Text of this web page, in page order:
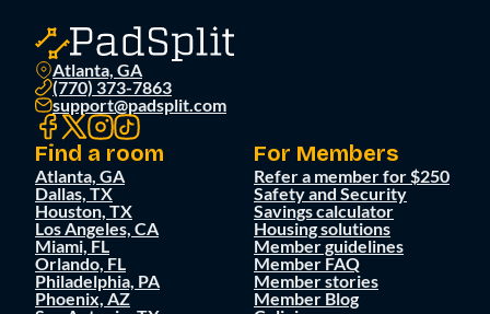
Atlanta, GA
(770) 373-7863
support@padsplit.com
Find a room
Atlanta, GA
Dallas, TX
Houston, TX
Los Angeles, CA
Miami, FL
Orlando, FL
Philadelphia, PA
Phoenix, AZ
For Members
Refer a member for $250
Safety and Security
Savings calculator
Housing solutions
Member guidelines
Member FAQ
Member stories
Member Blog